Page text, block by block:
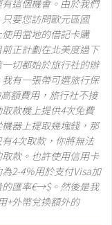
這個機會。由於我們
要您訪問歐元區國
用當地的借記卡購
正計劃在北美度過下
切都始於旅行社的辦
有一張帶可選旅行保
額費用，旅行社不接
款機上提供4次免費
器上提取幾塊錢，那
4次取款，你將無法
款。也許使用信用卡
2-4％用於支付Visa加
的匯率€→$。然後是我
+外幣兌換額外的